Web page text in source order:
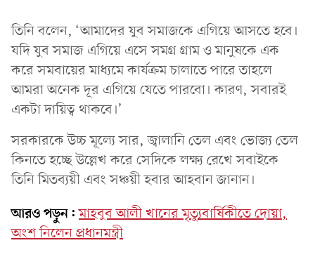
তিনি বলেন, ‘আমাদের যুব সমাজকে এগিয়ে আসতে হবে।
যদি যুব সমাজ এগিয়ে এসে সমগ্র গ্রাম ও মানুষকে এক
করে সমবায়ের মাধ্যমে কার্যক্রম চালাতে পারে তাহলে
আমরা অনেক দূর এগিয়ে যেতে পারবো। কারণ, সবারই
একটা দায়িত্ব থাকবে।’
সরকারকে উচ্চ মূল্যে সার, জ্বালানি তেল এবং ভোজ্য তেল
কিনতে হচ্ছে উল্লেখ করে সেদিকে লক্ষ্য রেখে সবাইকে
তিনি মিতব্যয়ী এবং সঞ্চয়ী হবার আহবান জানান।
আরও পড়ুন: মাহবুব আলী খানের মৃত্যুবার্ষিকীতে দোয়া,
অংশ নিলেন প্রধানমন্ত্রী